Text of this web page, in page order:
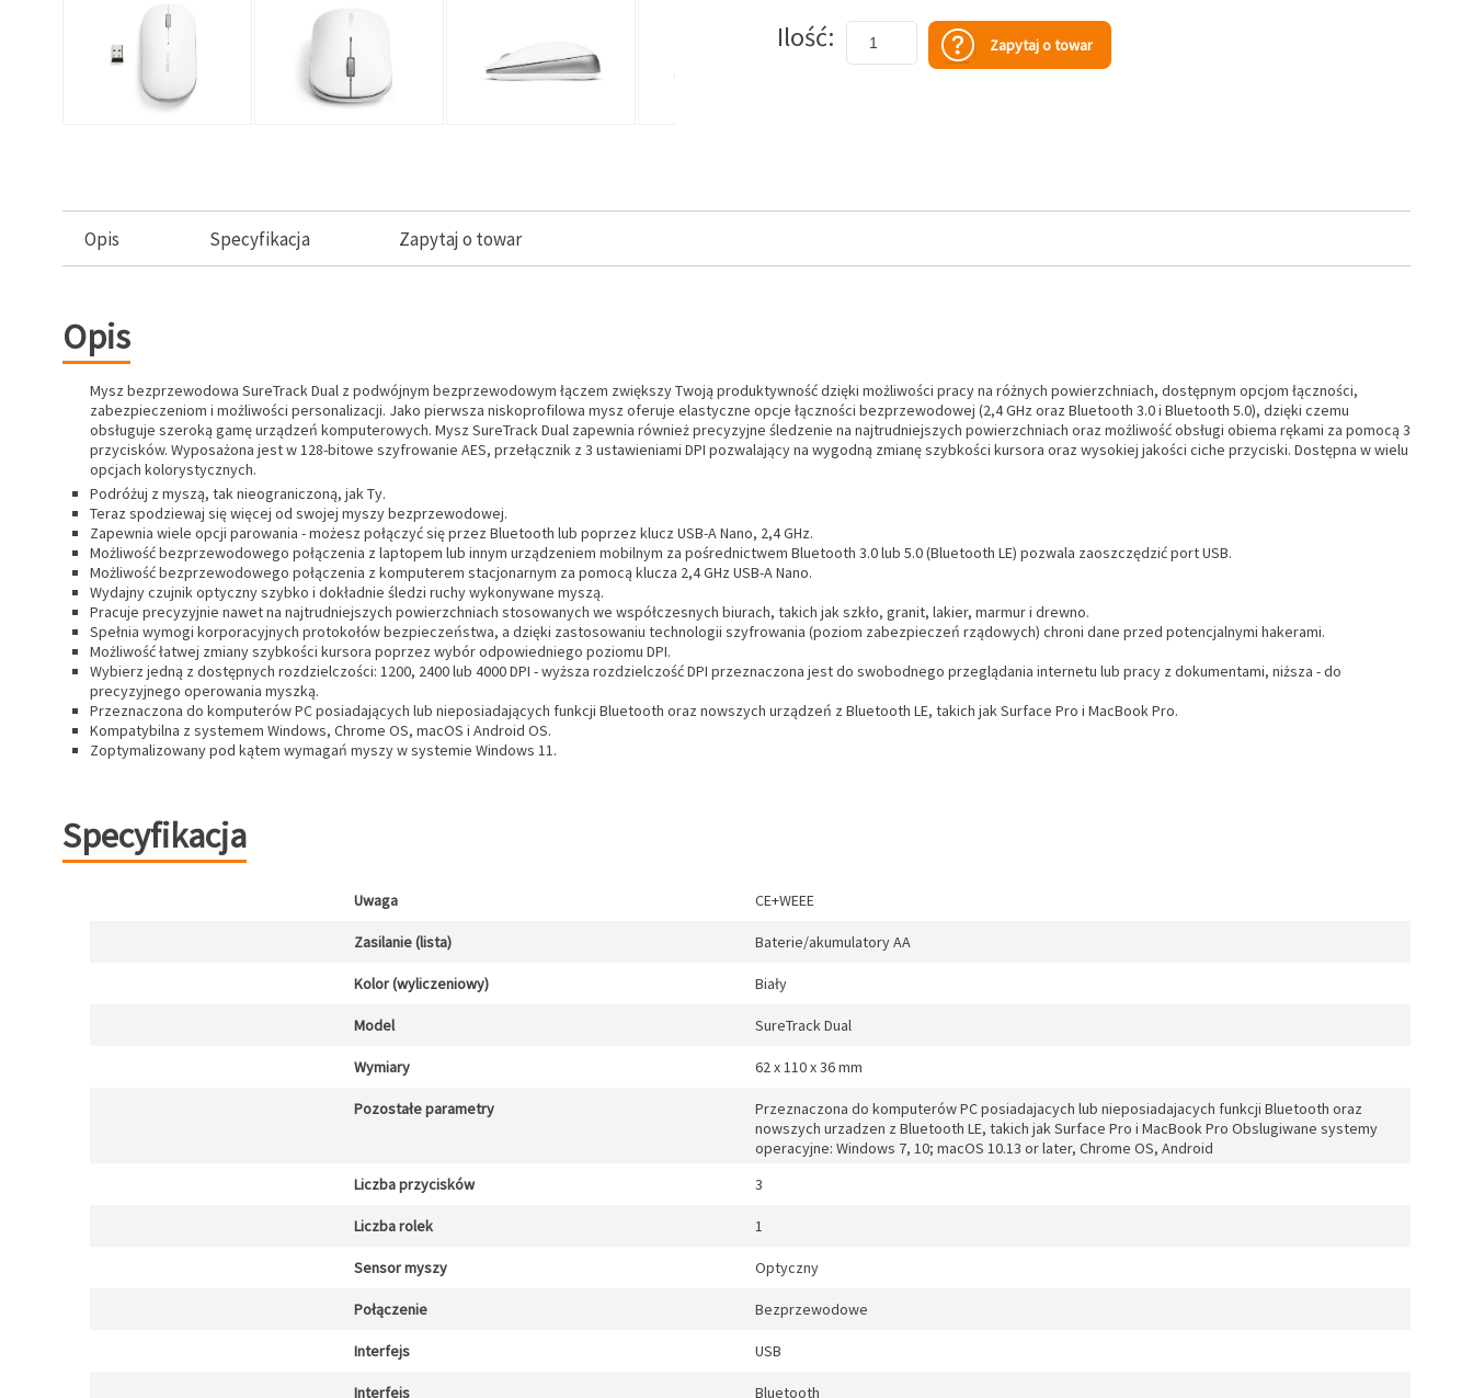
Ilość Zapytaj o towar
Opis Specyfikacja Zapytaj o towar
Opis
Mysz bezprzewodowa SureTrack Dual z podwójnym bezprzewodowym łączem zwiększy Twoją produktywność dzięki możliwości pracy na różnych powierzchniach, dostępnym opcjom łączności,
zabezpieczeniom i możliwości personalizacji. Jako pierwsza niskoprofilowa mysz oferuje elastyczne opcje łączności bezprzewodowej (2,4 GHz oraz Bluetooth 3.0 i Bluetooth 5.0), dzięki czemu
obsługuje szeroką gamę urządzeń komputerowych. Mysz SureTrack Dual zapewnia również precyzyjne śledzenie na najtrudniejszych powierzchniach oraz możliwość obsługi obiema rękami za pomocą 3
przycisków. Wyposażona jest w 128-bitowe szyfrowanie AES, przełącznik z 3 ustawieniami DPI pozwalający na wygodną zmianę szybkości kursora oraz wysokiej jakości ciche przyciski. Dostępna w wielu
opcjach kolorystycznych.
Podróżuj z myszą, tak nieograniczoną, jak Ty.
Teraz spodziewaj się więcej od swojej myszy bezprzewodowej.
Zapewnia wiele opcji parowania - możesz połączyć się przez Bluetooth lub poprzez klucz USB-A Nano, 2,4 GHz.
Możliwość bezprzewodowego połączenia z laptopem lub innym urządzeniem mobilnym za pośrednictwem Bluetooth 3.0 lub 5.0 (Bluetooth LE) pozwala zaoszczędzić port USB.
Możliwość bezprzewodowego połączenia z komputerem stacjonarnym za pomocą klucza 2,4 GHz USB-A Nano.
Wydajny czujnik optyczny szybko i dokładnie śledzi ruchy wykonywane myszą.
Pracuje precyzyjnie nawet na najtrudniejszych powierzchniach stosowanych we współczesnych biurach, takich jak szkło, granit, lakier, marmur i drewno.
Spełnia wymogi korporacyjnych protokołów bezpieczeństwa, a dzięki zastosowaniu technologii szyfrowania (poziom zabezpieczeń rządowych) chroni dane przed potencjalnymi hakerami.
Możliwość łatwej zmiany szybkości kursora poprzez wybór odpowiedniego poziomu DPI.
Wybierz jedną z dostępnych rozdzielczości: 1200, 2400 lub 4000 DPI - wyższa rozdzielczość DPI przeznaczona jest do swobodnego przeglądania internetu lub pracy z dokumentami, niższa - do
precyzyjnego operowania myszką.
Przeznaczona do komputerów PC posiadających lub nieposiadających funkcji Bluetooth oraz nowszych urządzeń z Bluetooth LE, takich jak Surface Pro i MacBook Pro.
Kompatybilna z systemem Windows, Chrome OS, macOS i Android OS.
Zoptymalizowany pod kątem wymagań myszy w systemie Windows 11.
Specyfikacja
Uwaga CE+WEEE
Zasilanie (lista) Baterie/akumulatory AA
Kolor (wyliczeniowy) Biały
Model SureTrack Dual
Wymiary 62 x 110 x 36 mm
Pozostałe parametry
Przeznaczona do komputerów PC posiadajacych lub nieposiadajacych funkcji Bluetooth oraz
nowszych urzadzen z Bluetooth LE, takich jak Surface Pro i MacBook Pro Obslugiwane systemy
operacyjne: Windows 7, 10; macOS 10.13 or later, Chrome OS, Android
Liczba przycisków
3
Liczba rolek 1
Sensor myszy Optyczny
Połączenie Bezprzewodowe
Interfejs USB
Interfejs Bluetooth